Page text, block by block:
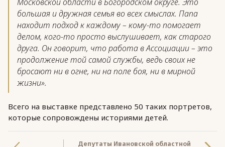
большая и дружная семья во всех смыслах. Папа
находит подход к каждому – кому-то помогает
делом, кого-то просто выслушивает, как старого
друга. Он говорит, что работа в Ассоциации – это
продолжение той самой службы, ведь своих не
бросают ни в огне, ни на поле боя, ни в мирной
жизни».
Всего на выставке представлено 50 таких портретов,
которые сопровождены историями детей.
Депутаты Ивановской областной